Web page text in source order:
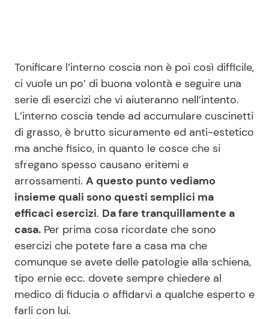
Viaggi e Turismo
Festività
Ricette Feste
Ricette per Bambini
Seguici
Info
Chi siamo
Disclaimer e Privacy
Tonificare l’interno coscia non è poi così difficile,
ci vuole un po’ di buona volontà e seguire una
serie di esercizi che vi aiuteranno nell’intento.
L’interno coscia tende ad accumulare cuscinetti
di grasso, è brutto sicuramente ed anti-estetico
ma anche fisico, in quanto le cosce che si
sfregano spesso causano eritemi e
arrossamenti. A questo punto vediamo
insieme quali sono questi semplici ma
efficaci esercizi. Da fare tranquillamente a
casa. Per prima cosa ricordate che sono
esercizi che potete fare a casa ma che
comunque se avete delle patologie alla schiena,
tipo ernie ecc. dovete sempre chiedere al
medico di fiducia o affidarvi a qualche esperto e
farli con lui.